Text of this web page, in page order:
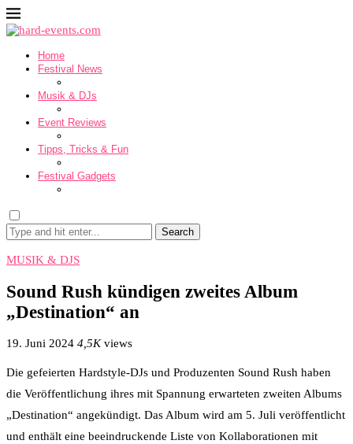
Home
Festival News
Musik & DJs
Event Reviews
Tipps, Tricks & Fun
Festival Gadgets
Search
MUSIK & DJS
Sound Rush kündigen zweites Album
„Destination“ an
19. Juni 2024 4,5Kviews
Die gefeierten Hardstyle-DJs und Produzenten Sound Rush haben
die Veröffentlichung ihres mit Spannung erwarteten zweiten Albums
„Destination“ angekündigt. Das Album wird am 5. Juli veröffentlicht
und enthält eine beeindruckende Liste von Kollaborationen mit